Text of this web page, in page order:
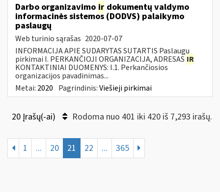
Darbo organizavimo ir dokumentų valdymo
informacinės sistemos (DODVS) palaikymo
paslaugų
Web turinio sąrašas 2020-07-07
INFORMACIJA APIE SUDARYTAS SUTARTIS Paslaugų
pirkimai I. PERKANČIOJI ORGANIZACIJA, ADRESAS IR
KONTAKTINIAI DUOMENYS: I.1. Perkančiosios
organizacijos pavadinimas...
Metai: 2020 Pagrindinis:Viešieji pirkimai
20 Įrašų(-ai) Rodoma nuo 401 iki 420 iš 7,293 irašų.
1 ... 20 21 22 ... 365